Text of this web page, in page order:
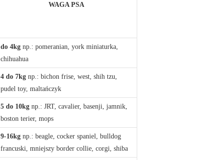
WAGA PSA
do 4kg np.: pomeranian, york miniaturka,
chihuahua
4 do 7kg np.: bichon frise, west, shih tzu,
pudel toy, maltańczyk
5 do 10kg np.: JRT, cavalier, basenji, jamnik,
boston terier, mops
9-16kg np.: beagle, cocker spaniel, bulldog
francuski, mniejszy border collie, corgi, shiba